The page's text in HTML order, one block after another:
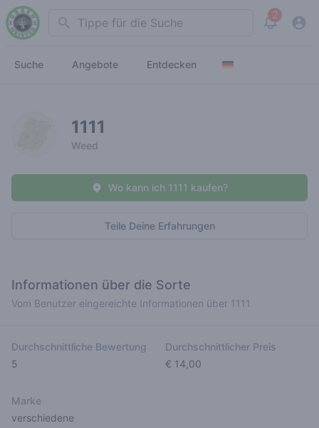
Search 2
View
Suche Angebote Entdecken
1111
Weed
Teile Deine Erfahrungen
Wo kann ich 1111 kaufen?
Informationen über die Sorte
Vom Benutzer eingereichte Informationen über 1111
Durchschnittliche Bewertung
5
Durchschnittlicher Preis
€ 14,00
Marke
verschiedene